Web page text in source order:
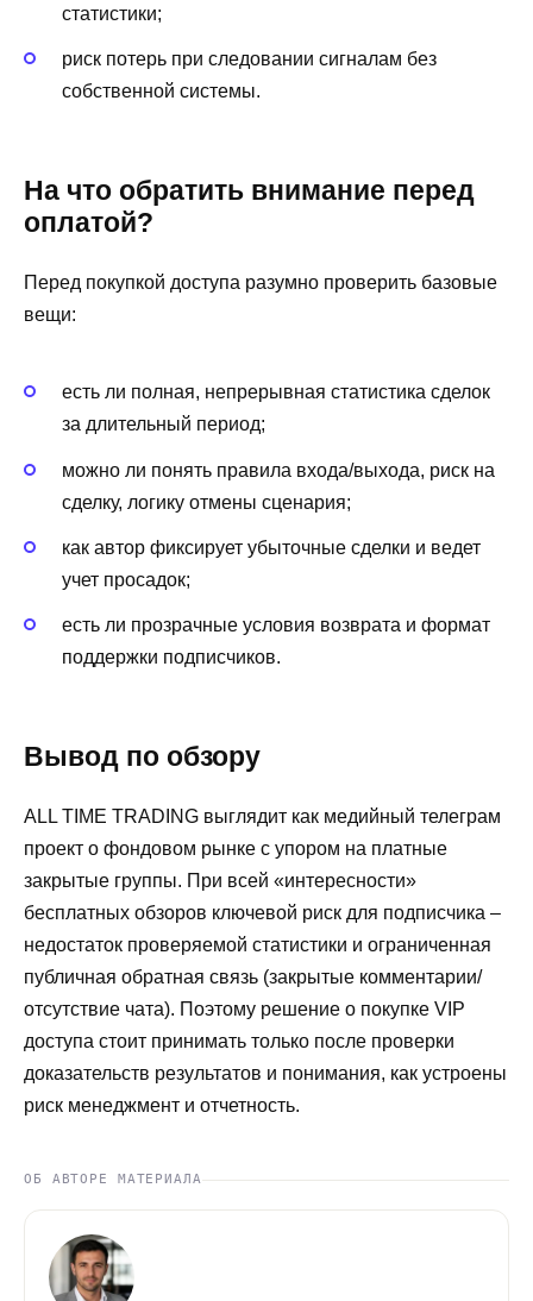
статистики;
риск потерь при следовании сигналам без
собственной системы.
На что обратить внимание перед
оплатой?
Перед покупкой доступа разумно проверить базовые
вещи:
есть ли полная, непрерывная статистика сделок
за длительный период;
можно ли понять правила входа/выхода, риск на
сделку, логику отмены сценария;
как автор фиксирует убыточные сделки и ведет
учет просадок;
есть ли прозрачные условия возврата и формат
поддержки подписчиков.
Вывод по обзору
ALL TIME TRADING выглядит как медийный телеграм
проект о фондовом рынке с упором на платные
закрытые группы. При всей «интересности»
бесплатных обзоров ключевой риск для подписчика –
недостаток проверяемой статистики и ограниченная
публичная обратная связь (закрытые комментарии/
отсутствие чата). Поэтому решение о покупке VIP
доступа стоит принимать только после проверки
доказательств результатов и понимания, как устроены
риск менеджмент и отчетность.
ОБ АВТОРЕ МАТЕРИАЛА